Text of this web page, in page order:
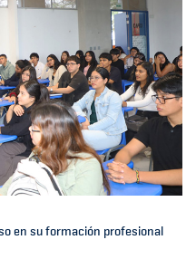
en su formación profesional